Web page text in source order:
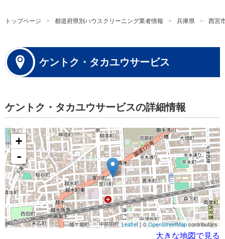
トップページ 都道府県別ハウスクリーニング業者情報 兵庫県 西宮
ケントク・タカユウサービス
ケントク・タカユウサービスの詳細情報
+
-
Leaflet| ©OpenStreetMapcontributors
大きな地図で見る